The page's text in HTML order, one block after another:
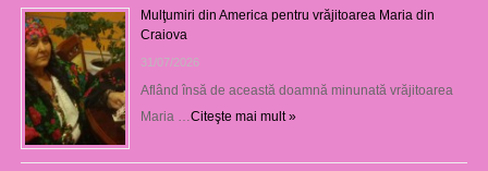
Mulţumiri din America pentru vrăjitoarea Maria din
Craiova
31/07/2026
Aflând însă de această doamnă minunată vrăjitoarea
Maria … Citeşte mai mult »